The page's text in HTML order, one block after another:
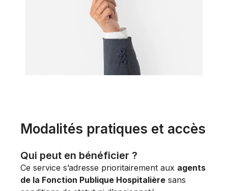
Modalités pratiques et accès
Qui peut en bénéficier ?
Ce service s’adresse prioritairement aux agents
de la Fonction Publique Hospitalière sans